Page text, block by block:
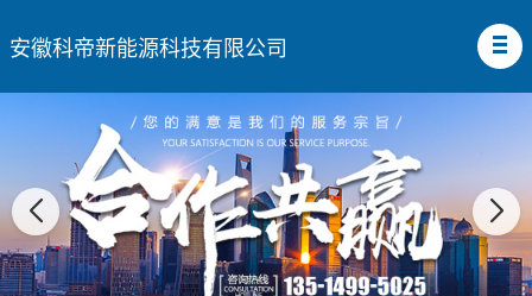
安徽科帝新能源科技有限公司